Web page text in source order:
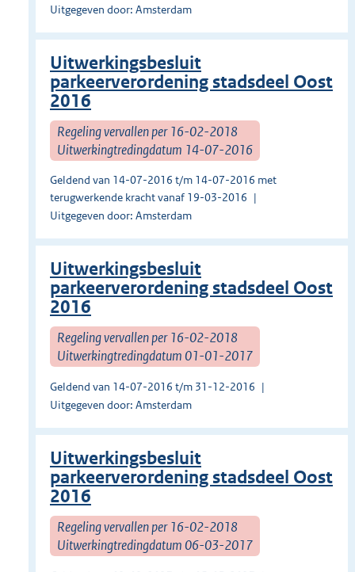
Uitgegeven door: Amsterdam
Uitwerkingsbesluit
parkeerverordening stadsdeel Oost
2016
Regeling vervallen per 16-02-2018
Uitwerkingtredingdatum 14-07-2016
Geldend van 14-07-2016 t/m 14-07-2016 met
terugwerkende kracht vanaf 19-03-2016
Uitgegeven door: Amsterdam
Uitwerkingsbesluit
parkeerverordening stadsdeel Oost
2016
Regeling vervallen per 16-02-2018
Uitwerkingtredingdatum 01-01-2017
Geldend van 14-07-2016 t/m 31-12-2016
Uitgegeven door: Amsterdam
Uitwerkingsbesluit
parkeerverordening stadsdeel Oost
2016
Regeling vervallen per 16-02-2018
Uitwerkingtredingdatum 06-03-2017